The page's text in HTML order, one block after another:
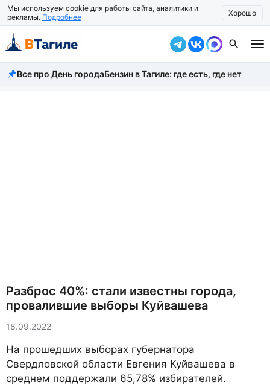
Мы используем cookie для работы сайта, аналитики и
рекламы. Подробнее Хорошо
Все новости
Все про День городаБензин в Тагиле: где есть, где нет
Разброс 40%: стали известны города,
провалившие выборы Куйвашева
18.09.2022
На прошедших выборах губернатора
Свердловской области Евгения Куйвашева в
среднем поддержали 65,78% избирателей.